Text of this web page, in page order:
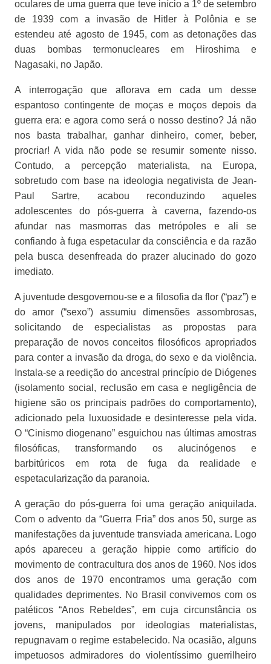
oculares de uma guerra que teve início a 1º de setembro
de 1939 com a invasão de Hitler à Polônia e se
estendeu até agosto de 1945, com as detonações das
duas bombas termonucleares em Hiroshima e
Nagasaki, no Japão.
A interrogação que aflorava em cada um desse
espantoso contingente de moças e moços depois da
guerra era: e agora como será o nosso destino? Já não
nos basta trabalhar, ganhar dinheiro, comer, beber,
procriar! A vida não pode se resumir somente nisso.
Contudo, a percepção materialista, na Europa,
sobretudo com base na ideologia negativista de Jean-
Paul Sartre, acabou reconduzindo aqueles
adolescentes do pós-guerra à caverna, fazendo-os
afundar nas masmorras das metrópoles e ali se
confiando à fuga espetacular da consciência e da razão
pela busca desenfreada do prazer alucinado do gozo
imediato.
A juventude desgovernou-se e a filosofia da flor (“paz”) e
do amor (“sexo”) assumiu dimensões assombrosas,
solicitando de especialistas as propostas para
preparação de novos conceitos filosóficos apropriados
para conter a invasão da droga, do sexo e da violência.
Instala-se a reedição do ancestral princípio de Diógenes
(isolamento social, reclusão em casa e negligência de
higiene são os principais padrões do comportamento),
adicionado pela luxuosidade e desinteresse pela vida.
O “Cinismo diogenano” esguichou nas últimas amostras
filosóficas, transformando os alucinógenos e
barbitúricos em rota de fuga da realidade e
espetacularização da paranoia.
A geração do pós-guerra foi uma geração aniquilada.
Com o advento da “Guerra Fria” dos anos 50, surge as
manifestações da juventude transviada americana. Logo
após apareceu a geração hippie como artifício do
movimento de contracultura dos anos de 1960. Nos idos
dos anos de 1970 encontramos uma geração com
qualidades deprimentes. No Brasil convivemos com os
patéticos “Anos Rebeldes”, em cuja circunstância os
jovens, manipulados por ideologias materialistas,
repugnavam o regime estabelecido. Na ocasião, alguns
impetuosos admiradores do violentíssimo guerrilheiro